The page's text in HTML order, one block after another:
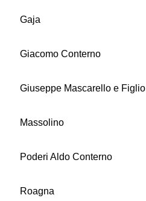
Gaja
Giacomo Conterno
Giuseppe Mascarello e Figlio
Massolino
Poderi Aldo Conterno
Roagna